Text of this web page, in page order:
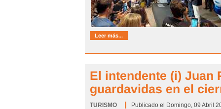
Leer más...
El intendente (i) Juan
guardavidas en el
TURISMO Publicado el Domingo, 09 Abril